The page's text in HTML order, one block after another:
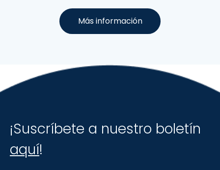
Más información
¡Suscríbete a nuestro boletín
aquí!